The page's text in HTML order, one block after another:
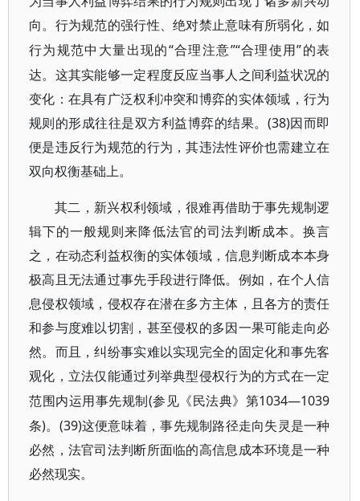
向。行为规范的强行性、绝对禁止意味有所弱化，如
行为规范中大量出现的“合理注意”“合理使用”的表
达。这其实能够一定程度反应当事人之间利益状况的
变化：在具有广泛权利冲突和博弈的实体领域，行为
规则的形成往往是双方利益博弈的结果。(38)因而即
便是违反行为规范的行为，其违法性评价也需建立在
双向权衡基础上。
其二，新兴权利领域，很难再借助于事先规制逻
辑下的一般规则来降低法官的司法判断成本。换言
之，在动态利益权衡的实体领域，信息判断成本本身
极高且无法通过事先手段进行降低。例如，在个人信
息侵权领域，侵权存在潜在多方主体，且各方的责任
和参与度难以切割，甚至侵权的多因一果可能走向必
然。而且，纠纷事实难以实现完全的固定化和事先客
观化，立法仅能通过列举典型侵权行为的方式在一定
范围内运用事先规制 (参见《民法典》第1034—1039
条)。(39)这便意味着，事先规制路径走向失灵是一种
必然，法官司法判断所面临的高信息成本环境是一种
必然现实。